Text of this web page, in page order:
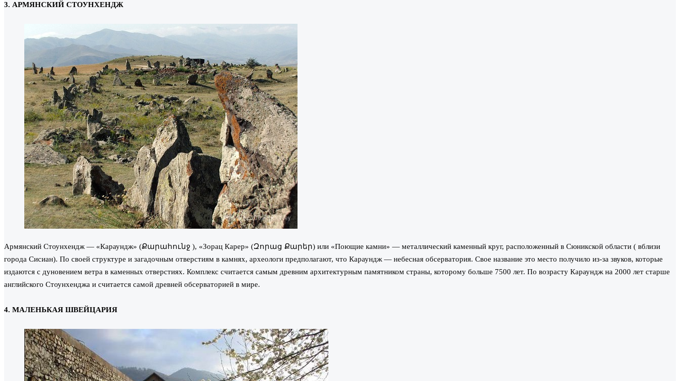
3. АРМЯНСКИЙ СТОУНХЕНДЖ
Армянский Стоунхендж — «Караундж» (Քարահունջ ), «Зорац Карер» (Զորաց Քարեր) или «Поющие камни» — металлический каменный круг, расположенный в Сюникской области ( вблизи
города Сисиан). По своей структуре и загадочным отверстиям в камнях, археологи предполагают, что Караундж — небесная обсерватория. Свое название это место получило из-за звуков, которые
издаются с дуновением ветра в каменных отверстиях. Комплекс считается самым древним архитектурным памятником страны, которому больше 7500 лет. По возрасту Караундж на 2000 лет старше
английского Стоунхенджа и считается самой древней обсерваторией в мире.
4. МАЛЕНЬКАЯ ШВЕЙЦАРИЯ